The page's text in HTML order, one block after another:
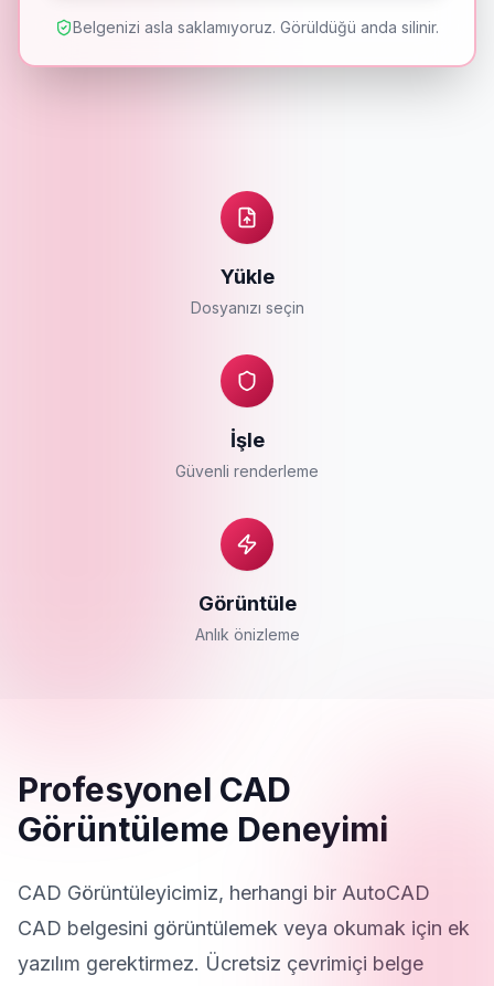
Belgenizi asla saklamıyoruz. Görüldüğü anda silinir.
Yükle
Dosyanızı seçin
İşle
Güvenli renderleme
Görüntüle
Anlık önizleme
Profesyonel CAD
Görüntüleme Deneyimi
CAD Görüntüleyicimiz, herhangi bir AutoCAD
CAD belgesini görüntülemek veya okumak için ek
yazılım gerektirmez. Ücretsiz çevrimiçi belge